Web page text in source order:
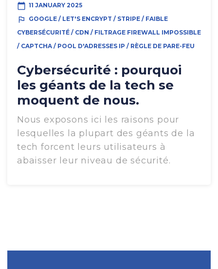
calendar_today 11 JANUARY 2025
outlined_flag
GOOGLE / LET'S ENCRYPT / STRIPE / FAIBLE
CYBERSÉCURITÉ / CDN / FILTRAGE FIREWALL IMPOSSIBLE
/ CAPTCHA / POOL D'ADRESSES IP / RÈGLE DE PARE-FEU
Cybersécurité : pourquoi
les géants de la tech se
moquent de nous.
Nous exposons ici les raisons pour
lesquelles la plupart des géants de la
tech forcent leurs utilisateurs à
abaisser leur niveau de sécurité.